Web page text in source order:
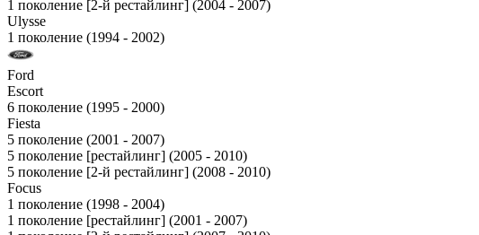
1 поколение [2-й рестайлинг] (2004 - 2007)
Ulysse
1 поколение (1994 - 2002)
Ford
Escort
6 поколение (1995 - 2000)
Fiesta
5 поколение (2001 - 2007)
5 поколение [рестайлинг] (2005 - 2010)
5 поколение [2-й рестайлинг] (2008 - 2010)
Focus
1 поколение (1998 - 2004)
1 поколение [рестайлинг] (2001 - 2007)